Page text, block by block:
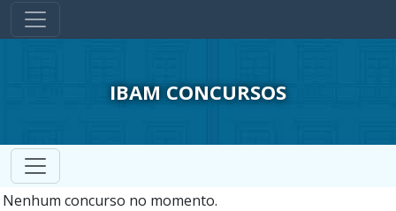
IBAM CONCURSOS
Nenhum concurso no momento.